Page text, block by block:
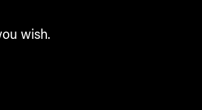
wish.